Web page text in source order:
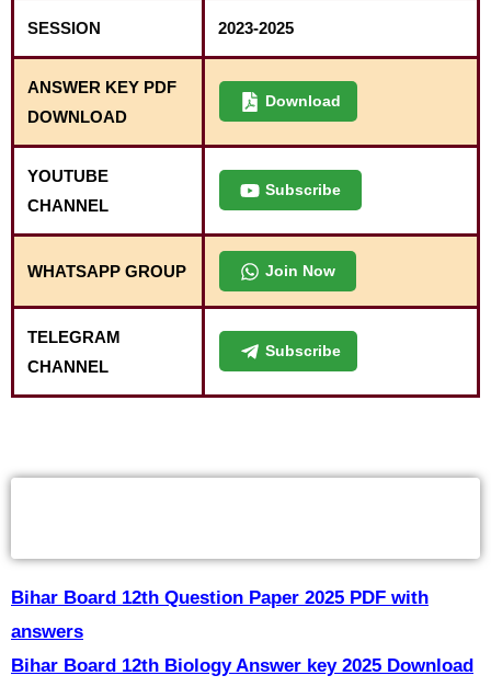
SESSION 2023-2025
ANSWER KEY PDF
DOWNLOAD
Download
YOUTUBE
CHANNEL
Subscribe
WHATSAPP GROUP Join Now
TELEGRAM
CHANNEL
Subscribe
Bihar Board 12th Question Paper 2025 PDF with
answers
Bihar Board 12th Biology Answer key 2025 Download